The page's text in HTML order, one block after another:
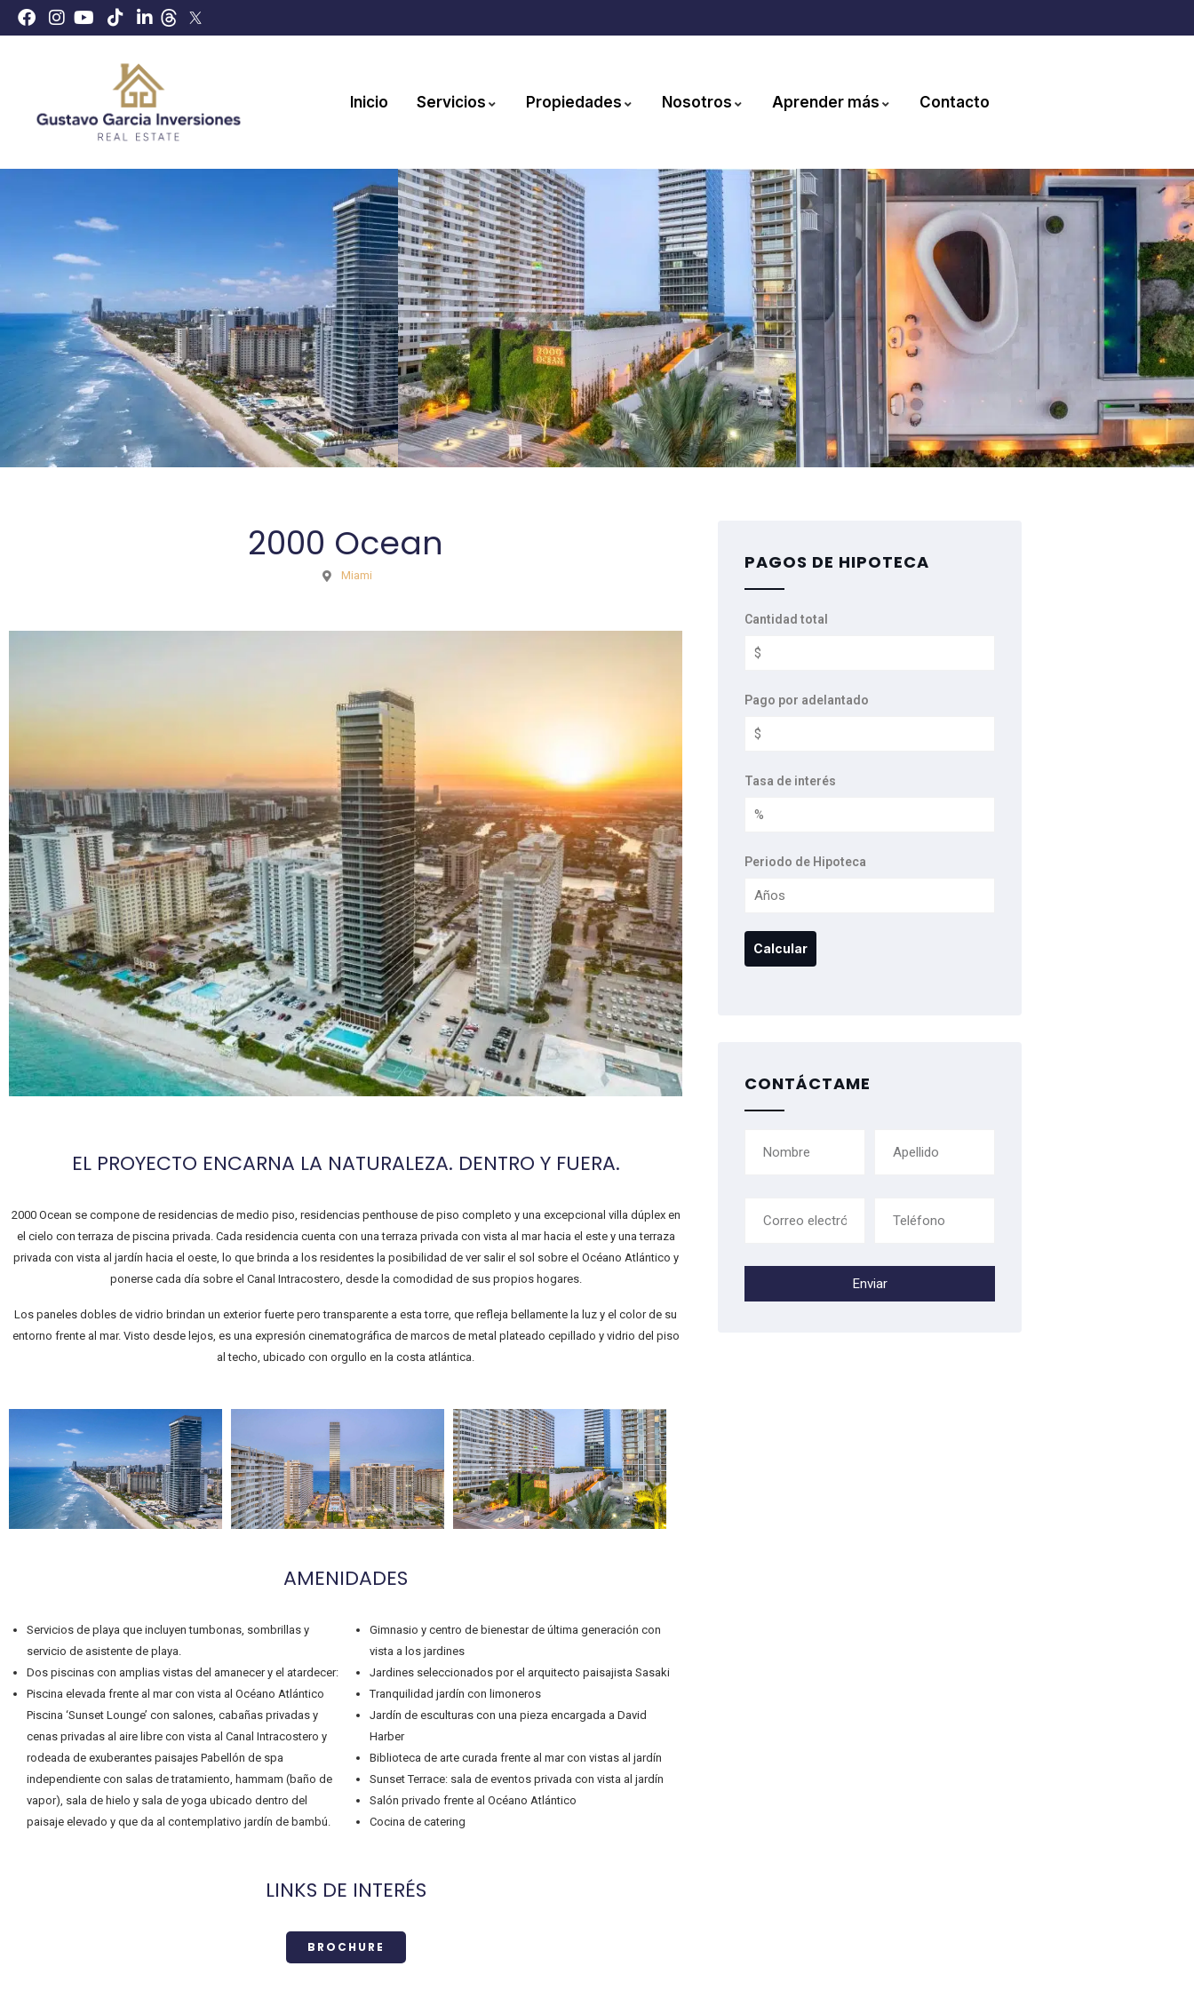
Inicio Servicios Propiedades Nosotros Aprender más Contacto
2000 Ocean
Miami
EL PROYECTO ENCARNA LA NATURALEZA. DENTRO Y FUERA.
2000 Ocean se compone de residencias de medio piso, residencias penthouse de piso completo y una excepcional villa dúplex en
el cielo con terraza de piscina privada. Cada residencia cuenta con una terraza privada con vista al mar hacia el este y una terraza
privada con vista al jardín hacia el oeste, lo que brinda a los residentes la posibilidad de ver salir el sol sobre el Océano Atlántico y
ponerse cada día sobre el Canal Intracostero, desde la comodidad de sus propios hogares.
Los paneles dobles de vidrio brindan un exterior fuerte pero transparente a esta torre, que refleja bellamente la luz y el color de su
entorno frente al mar. Visto desde lejos, es una expresión cinematográfica de marcos de metal plateado cepillado y vidrio del piso
al techo, ubicado con orgullo en la costa atlántica.
AMENIDADES
Servicios de playa que incluyen tumbonas, sombrillas y
servicio de asistente de playa.
Dos piscinas con amplias vistas del amanecer y el atardecer:
Piscina elevada frente al mar con vista al Océano Atlántico
Piscina ‘Sunset Lounge’ con salones, cabañas privadas y
cenas privadas al aire libre con vista al Canal Intracostero y
rodeada de exuberantes paisajes Pabellón de spa
independiente con salas de tratamiento, hammam (baño de
vapor), sala de hielo y sala de yoga ubicado dentro del
paisaje elevado y que da al contemplativo jardín de bambú.
Gimnasio y centro de bienestar de última generación con
vista a los jardines
Jardines seleccionados por el arquitecto paisajista Sasaki
Tranquilidad jardín con limoneros
Jardín de esculturas con una pieza encargada a David
Harber
Biblioteca de arte curada frente al mar con vistas al jardín
Sunset Terrace: sala de eventos privada con vista al jardín
Salón privado frente al Océano Atlántico
Cocina de catering
LINKS DE INTERÉS
BROCHURE
PAGOS DE HIPOTECA
Cantidad total
Pago por adelantado
Tasa de interés
Periodo de Hipoteca
CONTÁCTAME
Enviar